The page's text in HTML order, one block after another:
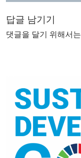
답글 남기기
댓글을 달기 위해서는